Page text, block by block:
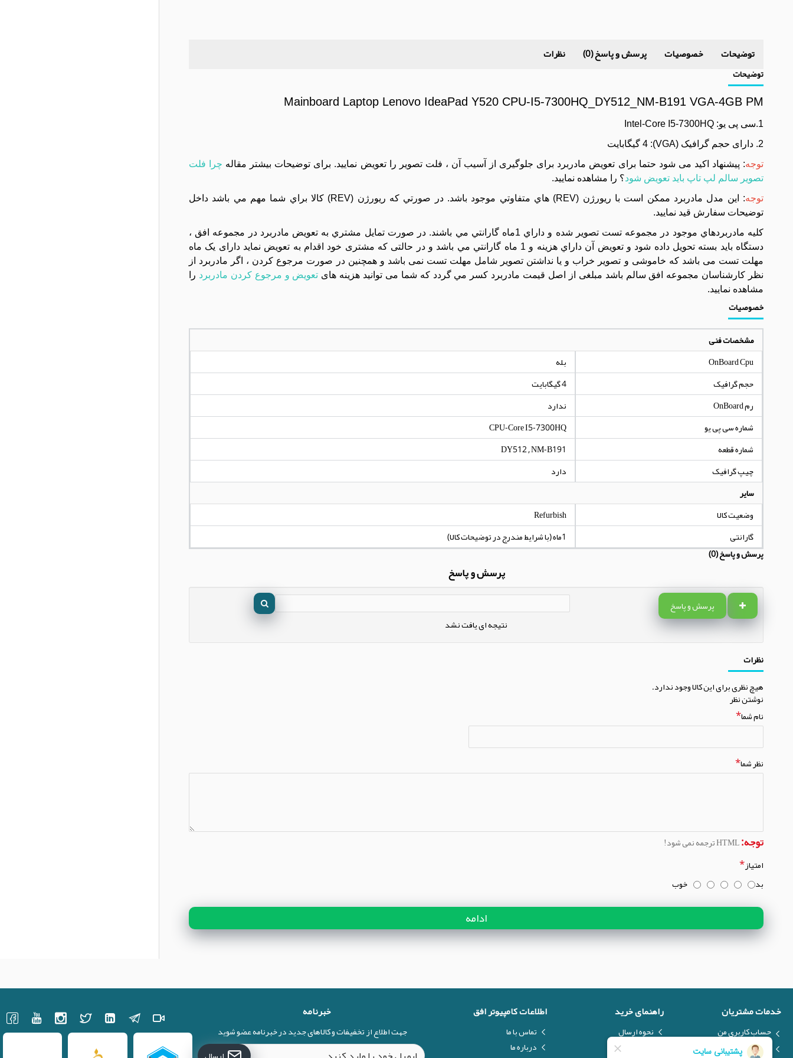
توضیحات خصوصیات پرسش و پاسخ (0) نظرات
توضیحات
Mainboard Laptop Lenovo IdeaPad Y520 CPU-I5-7300HQ_DY512_NM-B191 VGA-4GB PM
1.سی پی یو: Intel-Core I5-7300HQ
2. دارای حجم گرافیک (VGA): 4 گیگابایت
توجه: پیشنهاد اکید می شود حتما برای تعویض مادربرد برای جلوگیری از آسیب آن ، فلت تصویر را تعویض نمایید. برای توضیحات بیشتر مقاله چرا فلت
تصویر سالم لپ تاپ باید تعویض شود؟ را مشاهده نمایید.
توجه
: اين مدل مادربرد ممکن است با ريورژن (REV) هاي متفاوتي موجود باشد. در صورتي که ريورژن (REV) کالا براي شما مهم مي باشد داخل
توضيحات سفارش قيد نماييد.
کليه مادربردهاي موجود در مجموعه تست تصوير شده و داراي 1ماه گارانتي مي باشند. در صورت تمايل مشتري به تعويض مادربرد در مجموعه افق ،
دستگاه بايد بسته تحويل داده شود و تعويض آن داراي هزينه و 1 ماه گارانتي مي باشد و در حالتی که مشتری خود اقدام به تعویض نماید دارای یک ماه
مهلت تست می باشد که خاموشی و تصویر خراب و یا نداشتن تصویر شامل مهلت تست نمی باشد و همچنین در صورت مرجوع کردن ، اگر مادربرد از
نظر کارشناسان مجموعه افق سالم باشد مبلغی از اصل قیمت مادربرد کسر مي گردد که شما می توانید هزینه های تعویض و مرجوع کردن مادربرد را
مشاهده نمایید.
خصوصیات
مشخصات فنی
OnBoard Cpu
بله
حجم گرافیک
4 گیگابایت
رم OnBoard
ندارد
شماره سی پی یو
CPU-Core I5-7300HQ
شماره قطعه
DY512 , NM-B191
چیپ گرافیک
دارد
سایر
وضعیت کالا
Refurbish
گارانتی
1ماه (با شرایط مندرج در توضیحات کالا)
پرسش و پاسخ (0)
پرسش و پاسخ
پرسش و پاسخ
نتیجه ای یافت نشد
نظرات
هیچ نظری برای این کالا وجود ندارد.
نوشتن نظر
نام شما
نظر شما
توجه:
امتیاز
بد
خوب
ادامه
خدمات مشتریان
حساب کاربری من
ارسال فایل
راهنمای خرید
نحوه ارسال
نحوه پرداخت
اطلاعات کامپیوتر افق
تماس با ما
درباره ما
خبرنامه
جهت اطلاع از تخفیفات و کالاهای جدید در خبرنامه عضو شوید